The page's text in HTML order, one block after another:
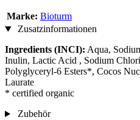
Marke: Bioturm
Zusatzinformationen
Ingredients (INCI): Aqua,
Inulin, Lactic Acid , Sodium
Polyglyceryl-6 Esters*, Cocos
Laurate
* certified organic
Zubehör